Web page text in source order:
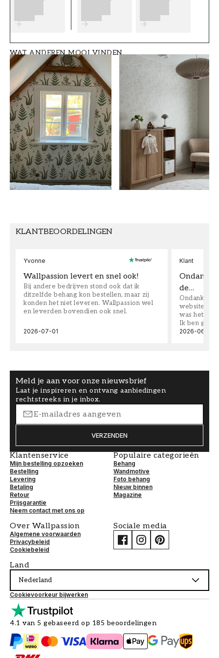
Timmerwerk verf - Binnen - W143 Äggskal (2.7L)
Trapverf - Binnen - W143 Äggskal (0.9L)
Vloerverf - Binnen - W143 Äggskal (9.0L):
€ 259
Trapverf - Binnen - W143 Äggskal (9.0L)
€ 259
Muurverf - Binnen - W143 Äggskal (2.7L) :
€ 59,90
Muurverf - Binnen - W143 Äggskal (9.0L)
€ 179,90
Verf voor gips en betonnen plafonds - W143 Äggskal
(2.7L)
€ 59,90
WAT ANDEREN MOOI VINDEN
KLANTBEOORDELINGEN
Yvonne
Wallpassion levert en snel ook!
Bij andere bedrijven stond ook dat ik
ditzelfde behang kon bestellen, maar zij
konden het niet leveren. Wallpassion wel
en leverden bovendien ook snel.
2026-07-01
Klant
Ondanks
de…
Ondanks
website
was het
Ik ben
2026-06-08
Meld je aan voor onze nieuwsbrief
Laat je inspireren en ontvang aanbiedingen
rechtstreeks in je inbox.
VERZENDEN
Klantenservice
Mijn bestelling opzoeken
Bestelling
Levering
Betaling
Retour
Prijsgarantie
Neem contact met ons op
Populaire categorieën
Behang
Wandmotive
Foto behang
Nieuw binnen
Magazine
Over Wallpassion
Algemene voorwaarden
Privacybeleid
Cookiebeleid
Sociale media
Land
Nederland
Cookievoorkeur bijwerken
4.1 van 5 gebaseerd op 185 beoordelingen